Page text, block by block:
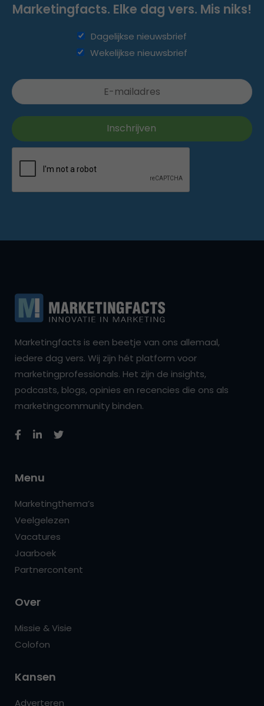
Marketingfacts. Elke dag vers. Mis niks!
Dagelijkse nieuwsbrief
Wekelijkse nieuwsbrief
Marketingfacts is een beetje van ons allemaal,
iedere dag vers. Wij zijn hét platform voor
marketingprofessionals. Het zijn de insights,
podcasts, blogs, opinies en recencies die ons als
marketingcommunity binden.
Menu
Marketingthema’s
Veelgelezen
Vacatures
Jaarboek
Partnercontent
Over
Missie & Visie
Colofon
Kansen
Adverteren